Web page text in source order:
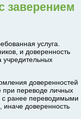
заверением
услуга.
и доверенность
учредительных
доверенностей
при переводе личных
с ранее переводимыми
иначе доверенность